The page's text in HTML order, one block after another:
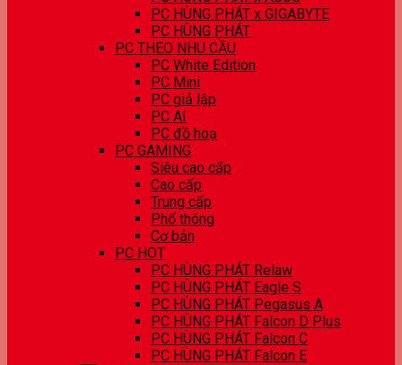
PC HÙNG PHÁT x GIGABYTE
PC HÙNG PHÁT
PC THEO NHU CẦU
PC White Edition
PC Mini
PC giả lập
PC AI
PC đồ hoạ
PC GAMING
Siêu cao cấp
Cao cấp
Trung cấp
Phổ thông
Cơ bản
PC HOT
PC HÙNG PHÁT Relaw
PC HÙNG PHÁT Eagle S
PC HÙNG PHÁT Pegasus A
PC HÙNG PHÁT Falcon D Plus
PC HÙNG PHÁT Falcon C
PC HÙNG PHÁT Falcon E